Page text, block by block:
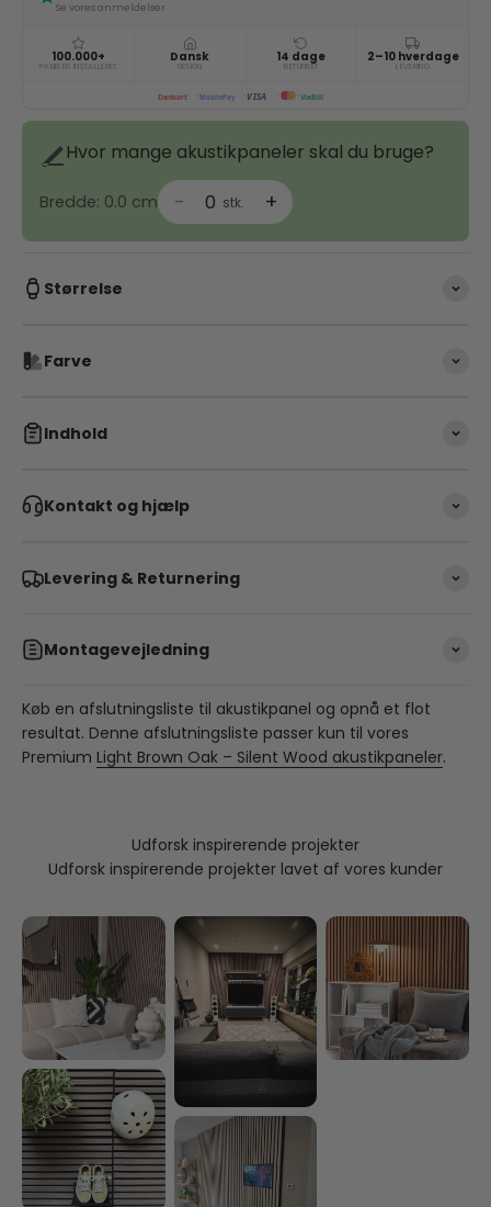
Se vores anmeldelser
100.000+
PANELER INSTALLERET
Dansk
DESIGN
14 dage
RETURRET
2–10 hverdage
LEVERING
Dankort MobilePay VISA ViaBill
Hvor mange akustikpaneler skal du bruge?
Bredde: 0.0 cm - 0 stk. +
Størrelse
Farve
Indhold
Kontakt og hjælp
Levering & Returnering
Montagevejledning
Køb en afslutningsliste til akustikpanel og opnå et flot
resultat. Denne afslutningsliste passer kun til vores
Premium Light Brown Oak – Silent Wood akustikpaneler.
Udforsk inspirerende projekter
Udforsk inspirerende projekter lavet af vores kunder